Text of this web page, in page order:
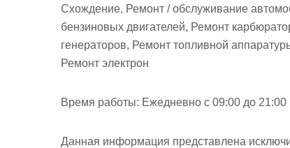
Схождение, Ремонт / обслуживание
бензиновых двигателей, Ремонт
генераторов, Ремонт топливной
Ремонт электрон
Время работы: Ежедневно с 09:00 до 21:00
Данная информация представлена